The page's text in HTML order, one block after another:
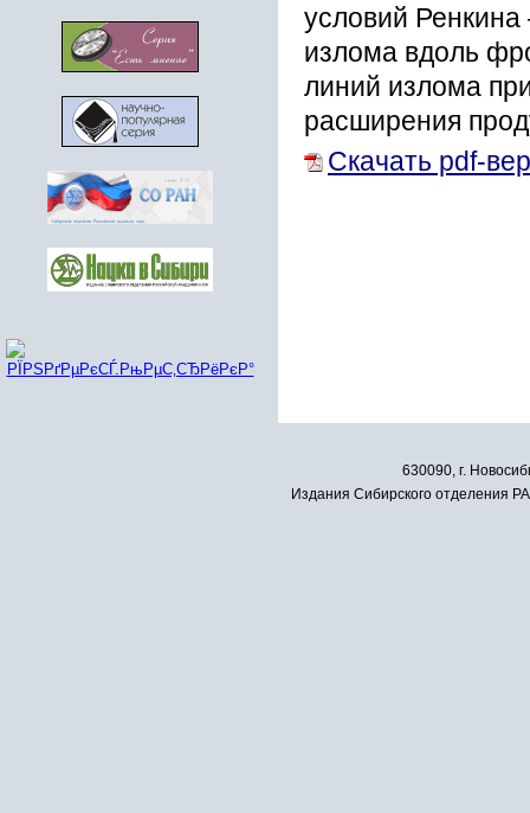
условий
излома вдоль
линий излома
расширения
Скачать pdf-
630090, г.
Издания Сибирского отделения